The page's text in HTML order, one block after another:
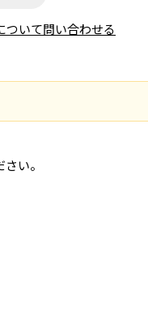
ついて問い合わせる
い。